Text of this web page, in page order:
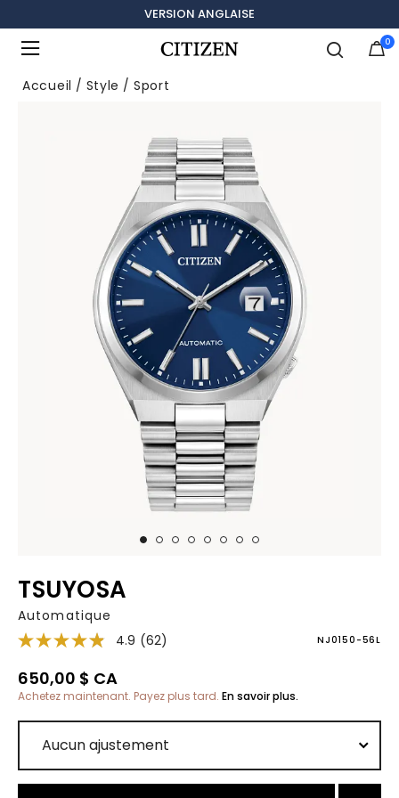
VERSION ANGLAISE
0
Accueil Style Sport
TSUYOSA
Automatique
4.9 (62) NJ0150-56L
650,00 $ CA
Achetez maintenant. Payez plus tard. En savoir plus.